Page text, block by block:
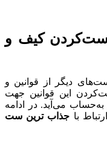
ست‌کردن کیف و
دیگر از قوانین و
این قوانین جهت
می‌آید. در ادامه
با جذاب ترین ست‌